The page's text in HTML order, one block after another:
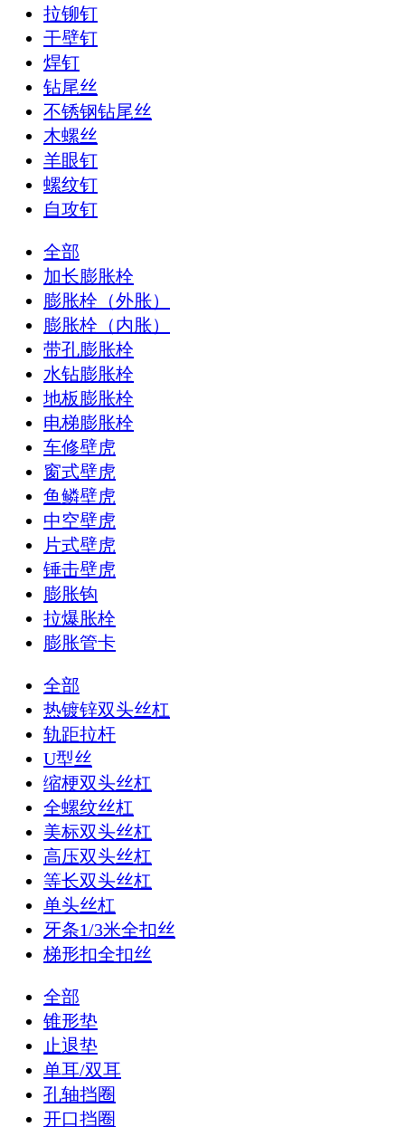
拉铆钉
干壁钉
焊钉
钻尾丝
不锈钢钻尾丝
木螺丝
羊眼钉
螺纹钉
自攻钉
全部
加长膨胀栓
膨胀栓（外胀）
膨胀栓（内胀）
带孔膨胀栓
水钻膨胀栓
地板膨胀栓
电梯膨胀栓
车修壁虎
窗式壁虎
鱼鳞壁虎
中空壁虎
片式壁虎
锤击壁虎
膨胀钩
拉爆胀栓
膨胀管卡
全部
热镀锌双头丝杠
轨距拉杆
U型丝
缩梗双头丝杠
全螺纹丝杠
美标双头丝杠
高压双头丝杠
等长双头丝杠
单头丝杠
牙条1/3米全扣丝
梯形扣全扣丝
全部
锥形垫
止退垫
单耳/双耳
孔轴挡圈
开口挡圈